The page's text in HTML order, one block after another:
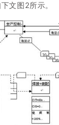
文图2所示。